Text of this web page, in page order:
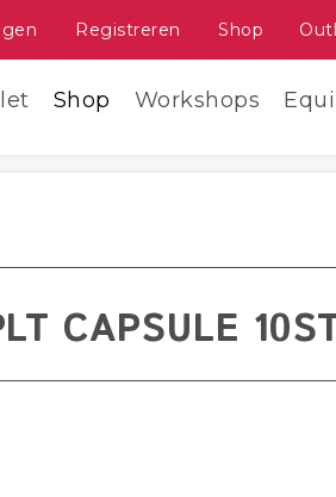
Registreren Shop
Shop Workshops
CAPSULE